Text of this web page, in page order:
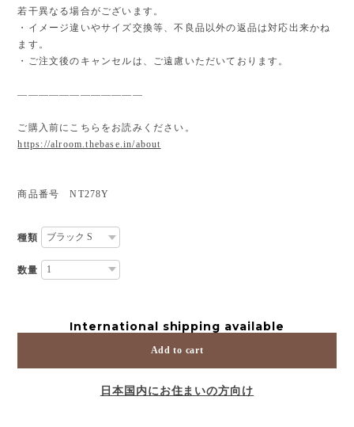
若干異なる場合がございます。
・イメージ違いやサイズ交換等、不良品以外の返品は対応出来かね
ます。
・ご注文後のキャンセルは、ご遠慮いただいております。
————————————
ご購入前にこちらをお読みください。
https://alroom.thebase.in/about
商品番号 NT278Y
種類
数量
International shipping available
Add to cart
日本国内にお住まいの方向け